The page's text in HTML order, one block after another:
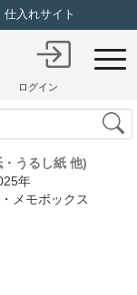
入れサイト
ログイン
うるし紙 他)
年
メモボックス